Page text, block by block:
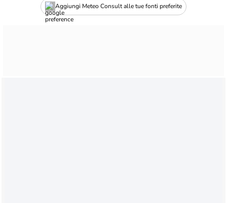
Aggiungi Meteo Consult alle tue fonti preferite